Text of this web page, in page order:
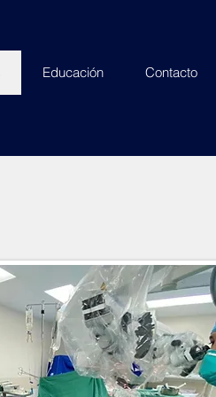
Educación Contacto